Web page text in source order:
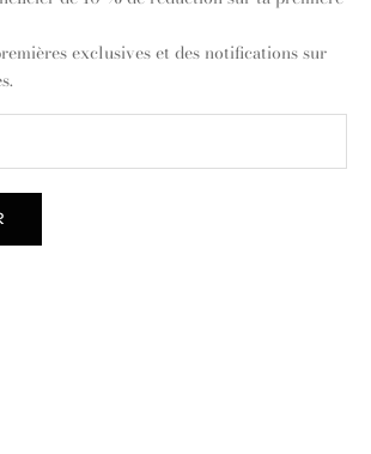
exclusives et des notifications sur